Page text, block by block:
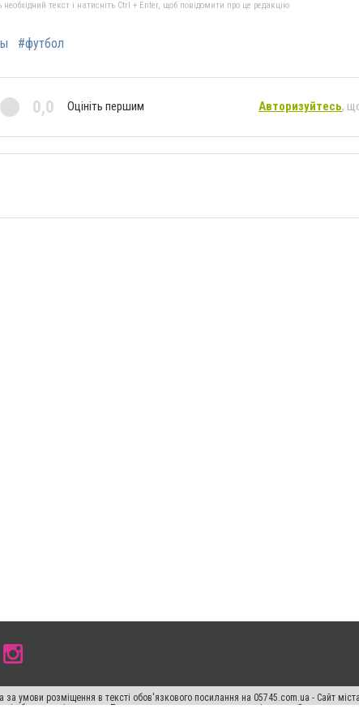
текст і натисніть Ctrl + Enter, щоб повідомити про це редакцію
#футбол
0,0 Оцініть першим Авторизуйтесь,
умови розміщення в тексті обов'язкового посилання на 05745.com.ua - Сайт
або в якості джерела. Порушення виняткових прав переслідується Законом.